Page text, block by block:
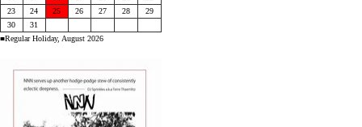
23
24 25 26 27 28
29
30
31
■Regular Holiday, August 2026